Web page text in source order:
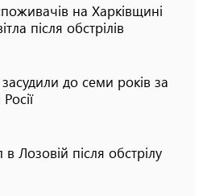
на Харківщині
після обстрілів
до семи років за
Лозовій після обстрілу